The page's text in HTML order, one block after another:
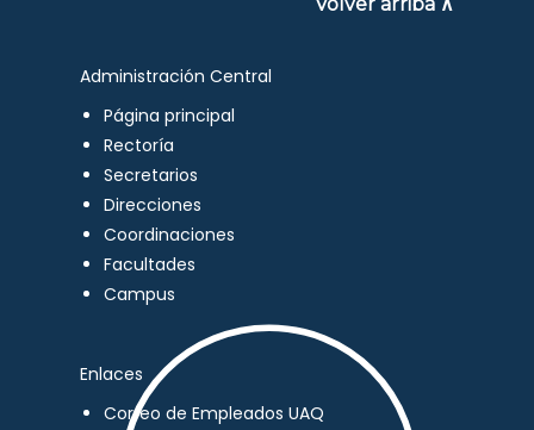
Administración Central
Página principal
Rectoría
Secretarios
Direcciones
Coordinaciones
Facultades
Campus
Enlaces
Correo de Empleados UAQ